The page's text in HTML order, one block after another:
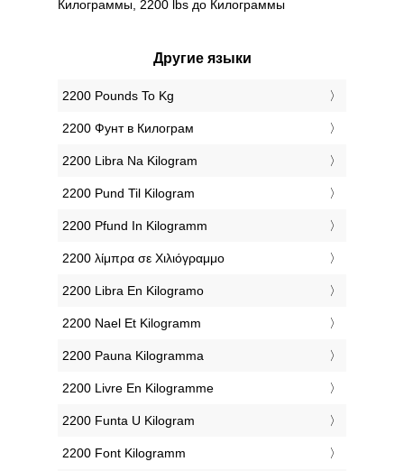
Килограммы, 2200 lbs до Килограммы
Другие языки
‎2200 Pounds To Kg
‎2200 Фунт в Килограм
‎2200 Libra Na Kilogram
‎2200 Pund Til Kilogram
‎2200 Pfund In Kilogramm
‎2200 λίμπρα σε Χιλιόγραμμο
‎2200 Libra En Kilogramo
‎2200 Nael Et Kilogramm
‎2200 Pauna Kilogramma
‎2200 Livre En Kilogramme
‎2200 Funta U Kilogram
‎2200 Font Kilogramm